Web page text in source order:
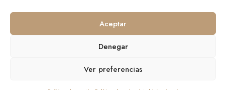
Aceptar
Denegar
Ver preferencias
Novedades